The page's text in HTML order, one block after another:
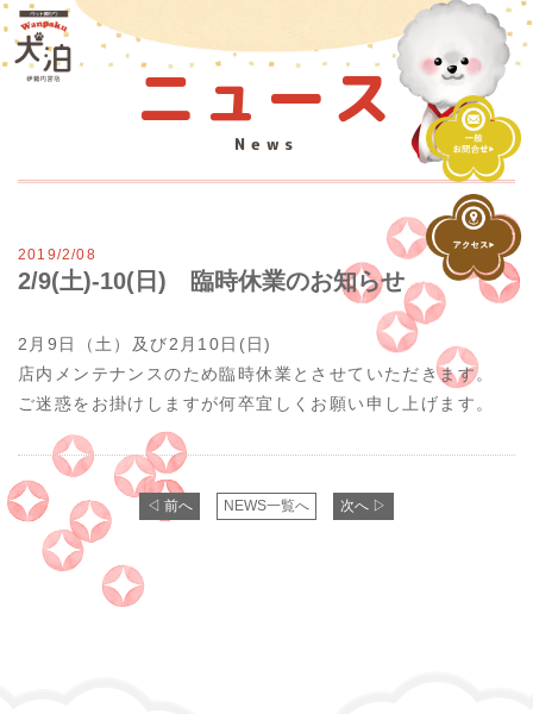
ニュース
News
2019/2/08
2/9(土)-10(日) 臨時休業のお知らせ
2月9日（土）及び2月10日(日)
店内メンテナンスのため臨時休業とさせていただきます。
ご迷惑をお掛けしますが何卒宜しくお願い申し上げます。
◁ 前へ NEWS一覧へ 次へ ▷